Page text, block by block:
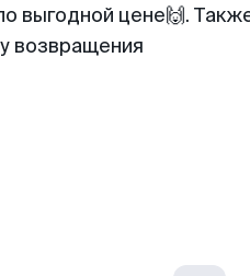
выгодной цене🙌.
возвращения